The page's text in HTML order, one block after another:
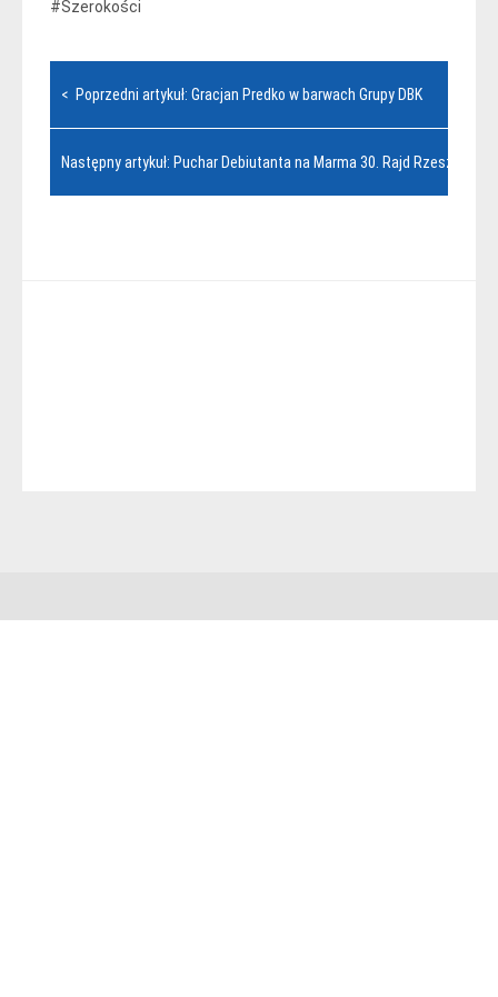
#Szerokości
Nawigacja
< Poprzedni artykuł: Gracjan Predko w barwach Grupy DBK
Następny artykuł: Puchar Debiutanta na Marma 30. Rajd Rzeszowski